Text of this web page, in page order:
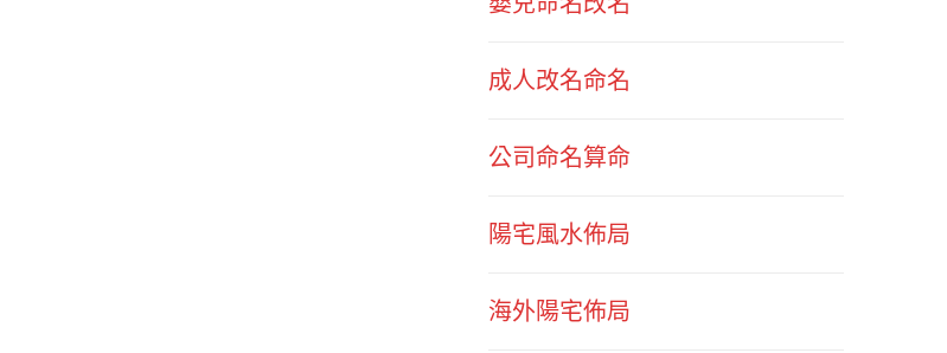
成人改名命名
公司命名算命
陽宅風水佈局
海外陽宅佈局